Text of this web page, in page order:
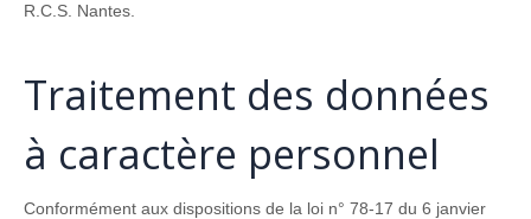
R.C.S. Nantes.
Traitement des données
à caractère personnel
Conformément aux dispositions de la loi n° 78-17 du 6 janvier